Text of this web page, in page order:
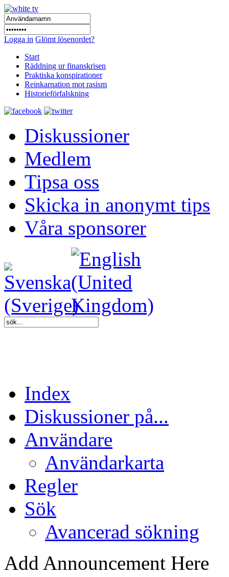
Logga in Glömt lösenordet?
Start
Räddning ur finanskrisen
Praktiska konspirationer
Reinkarnation mot rasism
Historieförfalskning
Diskussioner
Medlem
Tipsa oss
Skicka in anonymt tips
Våra sponsorer
Index
Diskussioner på...
Användare
Användarkarta
Regler
Sök
Avancerad sökning
Add Announcement Here